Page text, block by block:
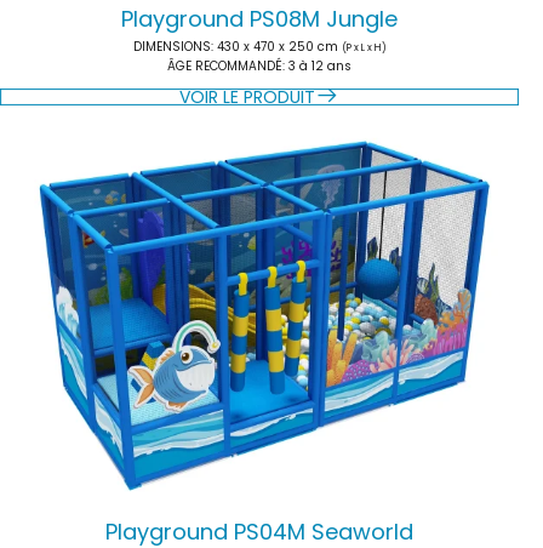
Playground PS08M Jungle
DIMENSIONS: 430 x 470 x 250 cm (P x L x H)
ÂGE RECOMMANDÉ: 3 à 12 ans
VOIR LE PRODUIT
Playground PS04M Seaworld